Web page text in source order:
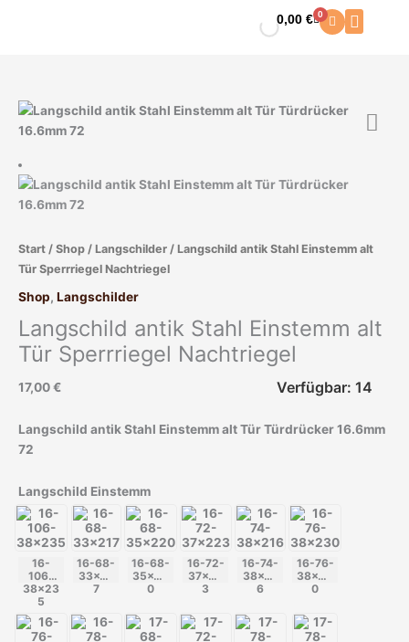
0,00€ 0
Warenkorb
Start / Shop / Langschilder / Langschild antik Stahl Einstemm alt
Tür Sperrriegel Nachtriegel
Shop, Langschilder
Langschild antik Stahl Einstemm alt
Tür Sperrriegel Nachtriegel
17,00€ Verfügbar: 14
Langschild antik Stahl Einstemm alt Tür Türdrücker 16.6mm
72
Langschild Einstemm
16-
106-
38x23
5
16-68-
33x21
7
16-68-
35x22
0
16-72-
37x22
3
16-74-
38x21
6
16-76-
38x23
0
Langschild
antik
Einstemm
alt
Tür
Nachtriegel
Menge